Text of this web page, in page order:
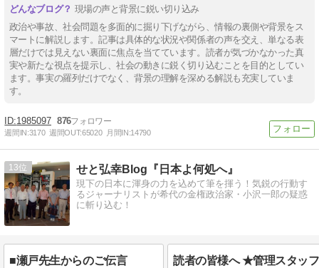
現場の声と背景に鋭い切り込み
政治や事故、社会問題を多面的に掘り下げながら、情報の裏側や背景をス
マートに解説します。記事は具体的な状況や関係者の声を交え、単なる表
層だけでは見えない裏面に焦点を当てています。読者が気づかなかった真
実や新たな視点を提示し、社会の動きに鋭く切り込むことを目的としてい
ます。事実の羅列だけでなく、背景の理解を深める解説も充実していま
す。
1985097 876
週間IN:3170 週間OUT:65020 月間IN:14790
13 せと弘幸Blog『日本よ何処へ』
現下の日本に渾身の力を込めて筆を揮う！気鋭の行動す
るジャーナリストが希代の金権政治家・小沢一郎の疑惑
に斬り込む！
■瀬戸先生からのご伝言 読者の皆様へ ★管理スタッ